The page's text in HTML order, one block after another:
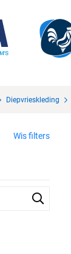
Diepvrieskleding
Wis filters